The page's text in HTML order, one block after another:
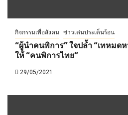
กิจกรรมเพื่อสังคม ข่าวเด่นประเด็นร้อน
“ผู้นำคนพิการ” ใจปล้ำ “เทหมด
ให้ “คนพิการไทย”
29/05/2021